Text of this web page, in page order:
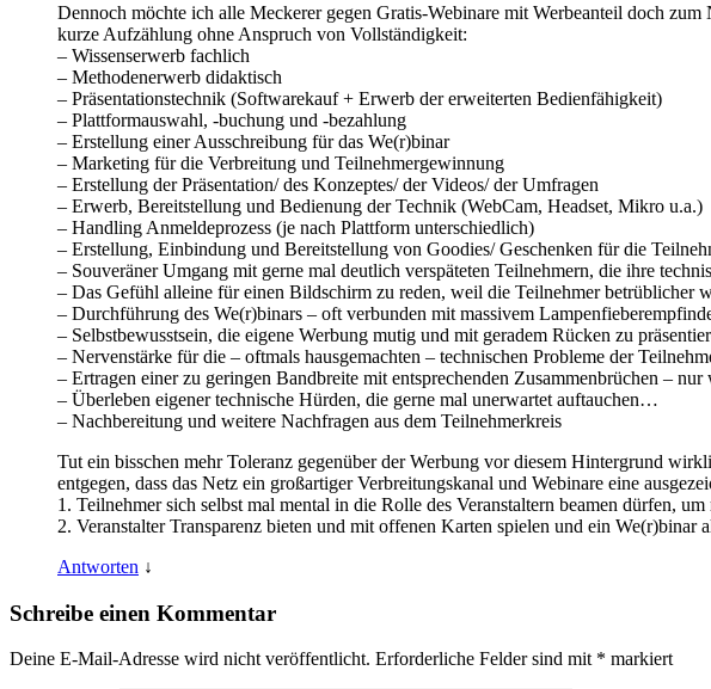
Dennoch möchte ich alle Meckerer gegen Gratis-Webinare mit Werbeanteil doch
kurze Aufzählung ohne Anspruch von Vollständigkeit:
– Wissenserwerb fachlich
– Methodenerwerb didaktisch
– Präsentationstechnik (Softwarekauf + Erwerb der erweiterten Bedienfähigkeit)
– Plattformauswahl, -buchung und -bezahlung
– Erstellung einer Ausschreibung für das We(r)binar
– Marketing für die Verbreitung und Teilnehmergewinnung
– Erstellung der Präsentation/ des Konzeptes/ der Videos/ der Umfragen
– Erwerb, Bereitstellung und Bedienung der Technik (WebCam, Headset, Mikro u.a.)
– Handling Anmeldeprozess (je nach Plattform unterschiedlich)
– Erstellung, Einbindung und Bereitstellung von Goodies/ Geschenken für die
– Souveräner Umgang mit gerne mal deutlich verspäteten Teilnehmern, die ihre
– Das Gefühl alleine für einen Bildschirm zu reden, weil die Teilnehmer betrüblicher
– Durchführung des We(r)binars – oft verbunden mit massivem
– Selbstbewusstsein, die eigene Werbung mutig und mit geradem Rücken zu
– Nervenstärke für die – oftmals hausgemachten – technischen Probleme der
– Ertragen einer zu geringen Bandbreite mit entsprechenden Zusammenbrüchen –
– Überleben eigener technische Hürden, die gerne mal unerwartet auftauchen…
– Nachbereitung und weitere Nachfragen aus dem Teilnehmerkreis
Tut ein bisschen mehr Toleranz gegenüber der Werbung vor diesem Hintergrund
entgegen, dass das Netz ein großartiger Verbreitungskanal und Webinare eine
1. Teilnehmer sich selbst mal mental in die Rolle des Veranstaltern beamen dürfen,
2. Veranstalter Transparenz bieten und mit offenen Karten spielen und ein
Antworten ↓
Schreibe einen Kommentar
Deine E-Mail-Adresse wird nicht veröffentlicht. Erforderliche Felder sind mit * markiert